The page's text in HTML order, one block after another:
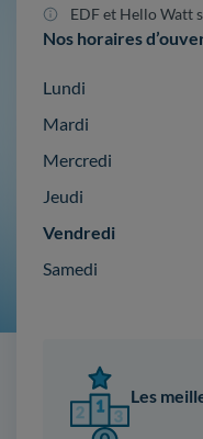
EDF et Hello Watt
Nos horaires
Lundi
Mardi
Mercredi
Jeudi
Vendredi
Samedi
Les